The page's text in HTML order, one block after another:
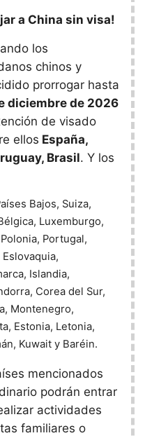
a China sin visa!
los
chinos y
prorrogar hasta
diciembre de 2026
de visado
ellos España,
Brasil. Y los
Bajos, Suiza,
Luxemburgo,
Portugal,
Islandia,
Corea del Sur,
Montenegro,
Estonia, Letonia,
Kuwait y Baréin.
mencionados
podrán entrar
actividades
familiares o